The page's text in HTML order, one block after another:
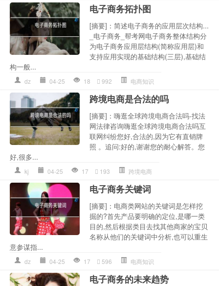
电子商务拓扑图
[摘要]：简述电子商务的应用层次结构...
_电子商务_帮考网电子商务整体结构分
为电子商务应用层结构(简称应用层)和
支持应用实现的基础结构(三层),基础结
构一般...
dz 04-25 18 992 电商知识
跨境电商是合法的吗
[摘要]：嗨逛全球跨境电商合法吗-找法
网法律咨询嗨逛全球跨境电商合法吗互
联网纠纷您好,合法的,因为它有直销牌
照 。追问:好的,谢谢您的耐心解答。您
好,很多...
kj 04-25 17 193 跨境电商
电子商务关键词
[摘要]：电商类网站的关键词是怎样挖
掘的?首先产品要明确的定位,是哪一类
目的,然后根据类目去找其他商家的宝贝
名称从他们的关键词中分析,也可以重生
意参谋指...
dz 04-25 17 596 电商知识
电子商务的未来趋势